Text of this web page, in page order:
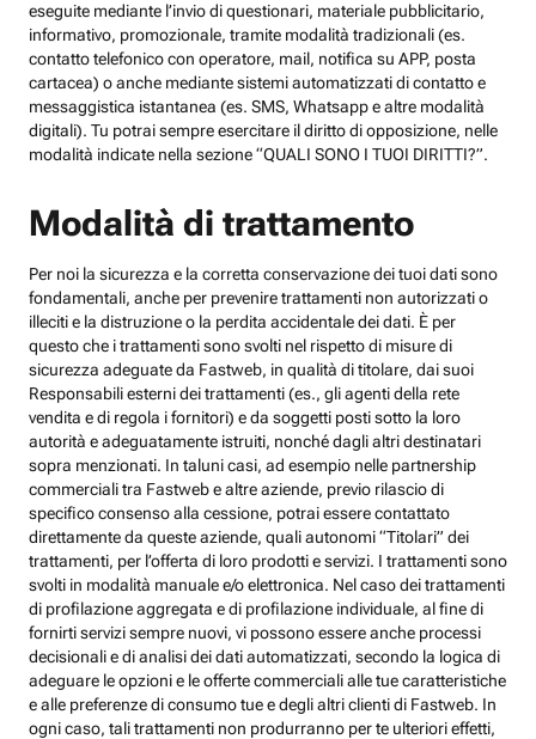
eseguite mediante l’invio di questionari, materiale pubblicitario,
informativo, promozionale, tramite modalità tradizionali (es.
contatto telefonico con operatore, mail, notifica su APP, posta
cartacea) o anche mediante sistemi automatizzati di contatto e
messaggistica istantanea (es. SMS, Whatsapp e altre modalità
digitali). Tu potrai sempre esercitare il diritto di opposizione, nelle
modalità indicate nella sezione “QUALI SONO I TUOI DIRITTI?”.
Modalità di trattamento
Per noi la sicurezza e la corretta conservazione dei tuoi dati sono
fondamentali, anche per prevenire trattamenti non autorizzati o
illeciti e la distruzione o la perdita accidentale dei dati. È per
questo che i trattamenti sono svolti nel rispetto di misure di
sicurezza adeguate da Fastweb, in qualità di titolare, dai suoi
Responsabili esterni dei trattamenti (es., gli agenti della rete
vendita e di regola i fornitori) e da soggetti posti sotto la loro
autorità e adeguatamente istruiti, nonché dagli altri destinatari
sopra menzionati. In taluni casi, ad esempio nelle partnership
commerciali tra Fastweb e altre aziende, previo rilascio di
specifico consenso alla cessione, potrai essere contattato
direttamente da queste aziende, quali autonomi “Titolari” dei
trattamenti, per l’offerta di loro prodotti e servizi. I trattamenti sono
svolti in modalità manuale e/o elettronica. Nel caso dei trattamenti
di profilazione aggregata e di profilazione individuale, al fine di
fornirti servizi sempre nuovi, vi possono essere anche processi
decisionali e di analisi dei dati automatizzati, secondo la logica di
adeguare le opzioni e le offerte commerciali alle tue caratteristiche
e alle preferenze di consumo tue e degli altri clienti di Fastweb. In
ogni caso, tali trattamenti non produrranno per te ulteriori effetti,